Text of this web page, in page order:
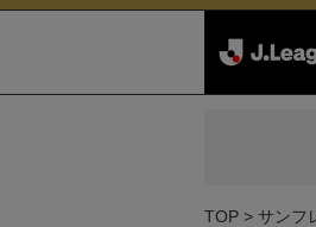
TOP サンフ